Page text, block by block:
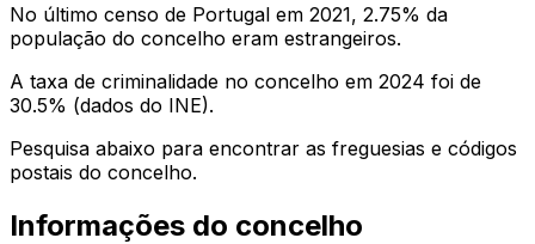
No último censo de Portugal em 2021, 2.75% da
população do concelho eram estrangeiros.
A taxa de criminalidade no concelho em 2024 foi de
30.5% (dados do INE).
Pesquisa abaixo para encontrar as freguesias e códigos
postais do concelho.
Informações do concelho